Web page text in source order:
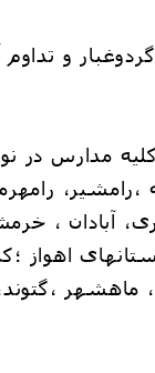
گردوغبار و
،رامشیر،
اهواز
ماهشهر